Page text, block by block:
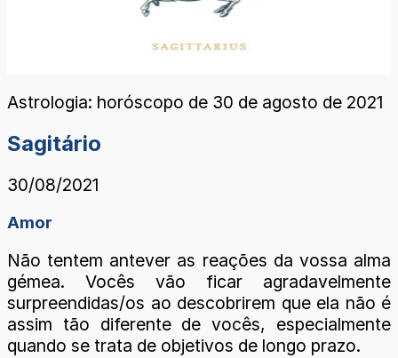
Astrologia: horóscopo de 30 de agosto de 2021
Sagitário
30/08/2021
Amor
Não tentem antever as reações da vossa alma
gémea. Vocês vão ficar agradavelmente
surpreendidas/os ao descobrirem que ela não é
assim tão diferente de vocês, especialmente
quando se trata de objetivos de longo prazo.